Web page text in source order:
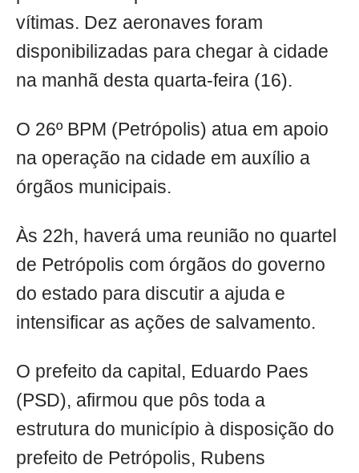
vítimas. Dez aeronaves foram
disponibilizadas para chegar à cidade
na manhã desta quarta-feira (16).
O 26º BPM (Petrópolis) atua em apoio
na operação na cidade em auxílio a
órgãos municipais.
Às 22h, haverá uma reunião no quartel
de Petrópolis com órgãos do governo
do estado para discutir a ajuda e
intensificar as ações de salvamento.
O prefeito da capital, Eduardo Paes
(PSD), afirmou que pôs toda a
estrutura do município à disposição do
prefeito de Petrópolis, Rubens